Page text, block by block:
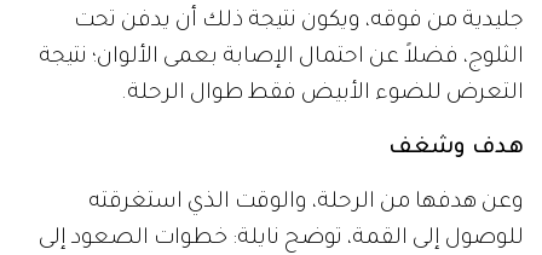
جليدية من فوقه، ويكون نتيجة ذلك أن يدفن تحت
الثلوج، فضلاً عن احتمال الإصابة بعمى الألوان؛ نتيجة
التعرض للضوء الأبيض فقط طوال الرحلة.
هدف وشغف
وعن هدفها من الرحلة، والوقت الذي استغرقته
للوصول إلى القمة، توضح نايلة: خطوات الصعود إلى